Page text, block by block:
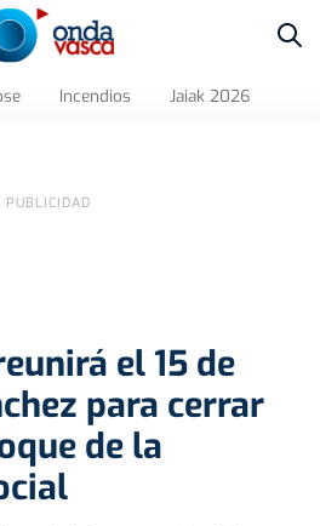
Incendios Jaiak 2026
el 15 de
para cerrar
de la